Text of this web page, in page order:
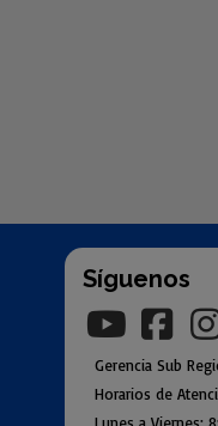
Síguenos
Gerencia Sub
Horarios de